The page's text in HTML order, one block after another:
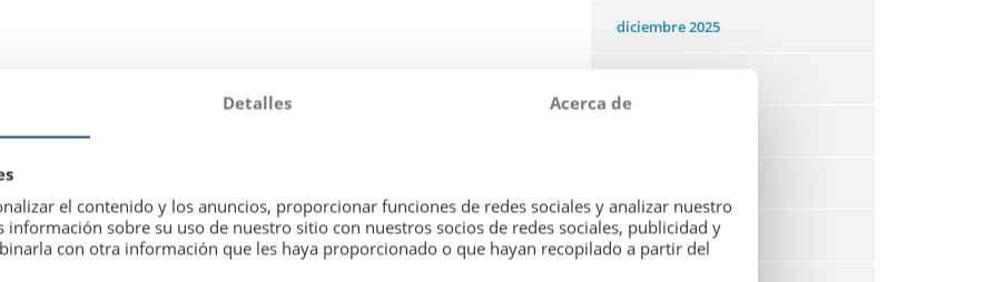
diciembre 2025
agosto 2025
Detalles Acerca de
el contenido y los anuncios, proporcionar funciones de redes sociales y analizar nuestro
sobre su uso de nuestro sitio con nuestros socios de redes sociales, publicidad y
con otra información que les haya proporcionado o que hayan recopilado a partir del